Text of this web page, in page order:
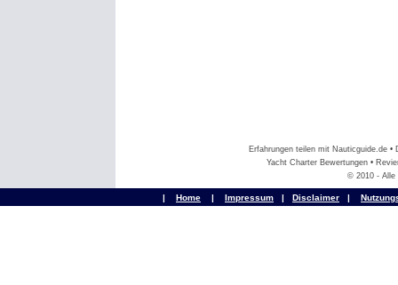
Erfahrungen teilen mit Nauticguide.de
Yacht Charter Bewertungen •
© 2010 - Alle
| Home | Impressum | Disclaimer |